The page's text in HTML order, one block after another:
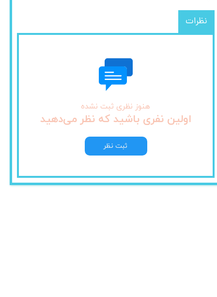
نظرات
هنوز نظری ثبت نشده
اولین نفری باشید که نظر می‌دهید
ثبت نظر